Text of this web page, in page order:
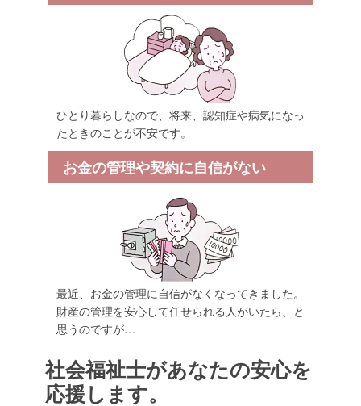
ひとり暮らしなので、将来、認知症や病気になっ
たときのことが不安です。
お金の管理や契約に自信がない
最近、お金の管理に自信がなくなってきました。
財産の管理を安心して任せられる人がいたら、と
思うのですが…
社会福祉士があなたの安心を
応援します。